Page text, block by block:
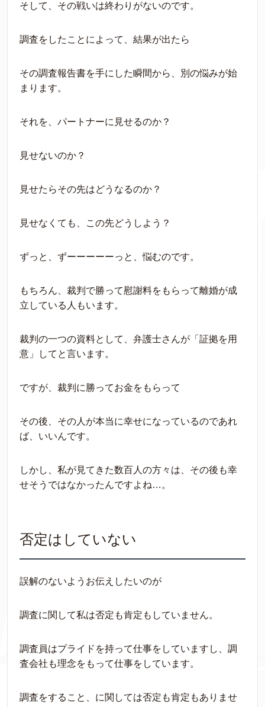
そして、その戦いは終わりがないのです。
調査をしたことによって、結果が出たら
その調査報告書を手にした瞬間から、別の悩みが始
まります。
それを、パートナーに見せるのか？
見せないのか？
見せたらその先はどうなるのか？
見せなくても、この先どうしよう？
ずっと、ずーーーーーっと、悩むのです。
もちろん、裁判で勝って慰謝料をもらって離婚が成
立している人もいます。
裁判の一つの資料として、弁護士さんが「証拠を用
意」してと言います。
ですが、裁判に勝ってお金をもらって
その後、その人が本当に幸せになっているのであれ
ば、いいんです。
しかし、私が見てきた数百人の方々は、その後も幸
せそうではなかったんですよね…。
否定はしていない
誤解のないようお伝えしたいのが
調査に関して私は否定も肯定もしていません。
調査員はプライドを持って仕事をしていますし、調
査会社も理念をもって仕事をしています。
調査をすること、に関しては否定も肯定もありませ